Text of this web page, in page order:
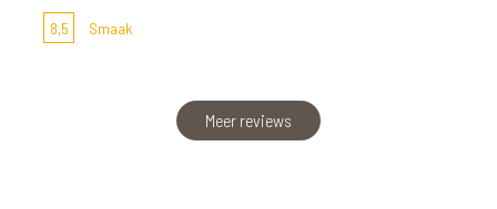
8,5 Smaak
Meer reviews